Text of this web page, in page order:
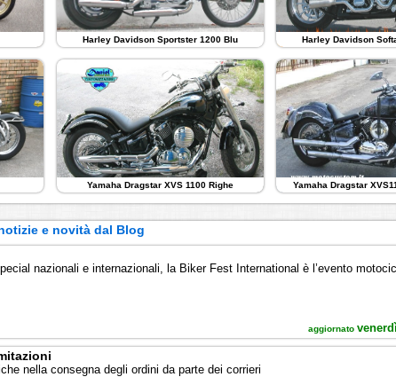
Harley Davidson Sportster 1200 Blu Harley Davidson
Yamaha Dragstar XVS 1100 Righe Yamaha Dragstar
e novità dal Blog
nazionali e internazionali, la Biker Fest International è l’evento
aggiornato
nella consegna degli ordini da parte dei corrieri